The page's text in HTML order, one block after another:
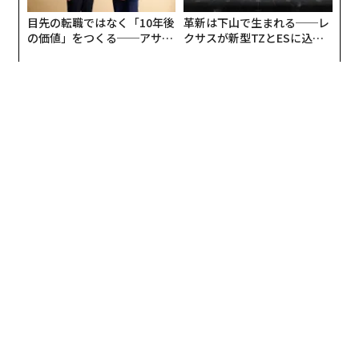
目先の転職ではなく「10年後
の価値」をつくる──アサイ
革新は下山で生まれる──レ
クサスが新型TZとESに込め